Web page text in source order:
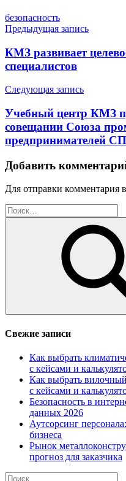
безопасность
Навигация
по
записям
Предыдущая запись
КМЗ развивает
специалистов
Следующая запись
Учебный центр КМЗ
совещании Союза
предпринимателей
Добавить
Для отправки комментария
Найти:
Поиск
Свежие записи
Как выбрать
с кейсами и
Как выбрать
с кейсами и
Безопасность в
данных 2026
Аутсорсинг
бизнеса
Рынок
прогноз для заказчика
Найти: